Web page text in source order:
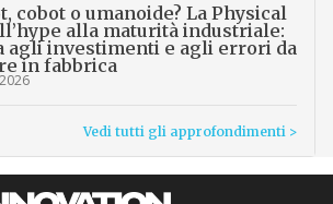
cobot o umanoide? La Physical
alla maturità industriale:
agli investimenti e agli errori da
in fabbrica
Vedi tutti gli approfondimenti >